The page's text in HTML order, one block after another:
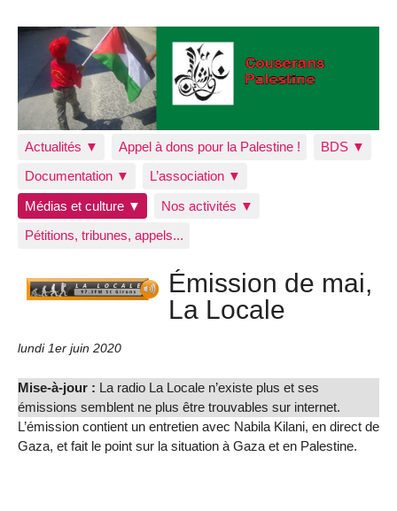
Actualités ▼ Appel à dons pour la Palestine !
BDS ▼
Documentation ▼
L’association ▼
Médias et culture ▼
Nos activités ▼
Pétitions, tribunes, appels...
Émission de mai,
La Locale
lundi 1er juin 2020
Mise-à-jour : La radio La Locale n’existe plus et ses
émissions semblent ne plus être trouvables sur internet.
L’émission contient un entretien avec Nabila Kilani, en direct de
Gaza, et fait le point sur la situation à Gaza et en Palestine.